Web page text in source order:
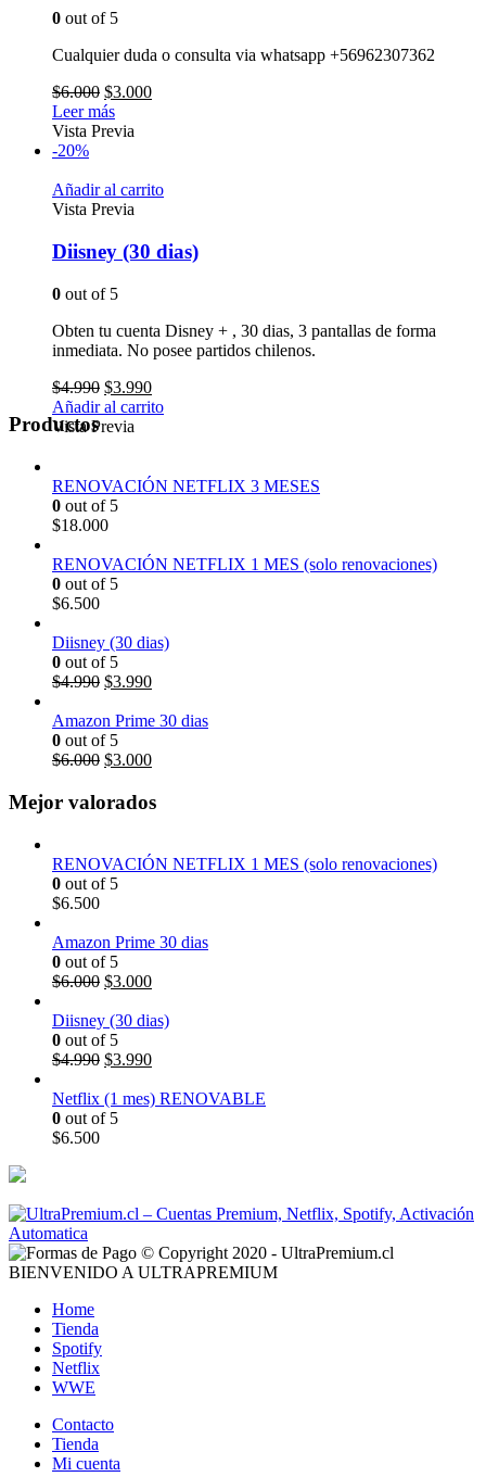
0 out of 5
Cualquier duda o consulta via whatsapp +56962307362
$6.000 $3.000
Leer más
Vista Previa
-20%
Añadir al carrito
Vista Previa
Diisney (30 dias)
0 out of 5
Obten tu cuenta Disney + , 30 dias, 3 pantallas de forma
inmediata. No posee partidos chilenos.
$4.990 $3.990
Añadir al carrito
Vista Previa
Productos
RENOVACIÓN NETFLIX 3 MESES
0 out of 5
$18.000
RENOVACIÓN NETFLIX 1 MES (solo renovaciones)
0 out of 5
$6.500
Diisney (30 dias)
0 out of 5
$4.990 $3.990
Amazon Prime 30 dias
0 out of 5
$6.000 $3.000
Mejor valorados
RENOVACIÓN NETFLIX 1 MES (solo renovaciones)
0 out of 5
$6.500
Amazon Prime 30 dias
0 out of 5
$6.000 $3.000
Diisney (30 dias)
0 out of 5
$4.990 $3.990
Netflix (1 mes) RENOVABLE
0 out of 5
$6.500
© Copyright 2020 - UltraPremium.cl
BIENVENIDO A ULTRAPREMIUM
Home
Tienda
Spotify
Netflix
WWE
Contacto
Tienda
Mi cuenta